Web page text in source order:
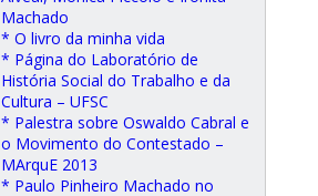
Machado
* O livro da minha vida
* Página do Laboratório de
História Social do Trabalho e da
Cultura – UFSC
* Palestra sobre Oswaldo Cabral e
o Movimento do Contestado –
MArquE 2013
* Paulo Pinheiro Machado no